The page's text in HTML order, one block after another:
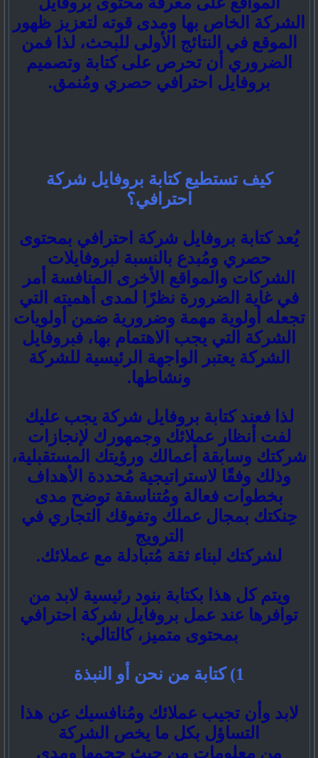
الشركة الخاص بها ومدى قوته لتعزيز ظهور
الموقع في النتائج الأولى للبحث، لذا فمن
الضروري أن تحرص على كتابة وتصميم
بروفايل احترافي حصري ومُنمق.
كيف تستطيع كتابة بروفايل شركة
احترافي؟
يُعد كتابة بروفايل شركة احترافي بمحتوى
حصري ومُبدع بالنسبة لبروفايلات
الشركات والمواقع الأخرى المنافسة أمر
في غاية الضرورة نظرًا لمدى أهميته التي
تجعله أولوية مهمة وضرورية ضمن أولويات
الشركة التي يجب الاهتمام بها، فبروفايل
الشركة يعتبر الواجهة الرئيسية للشركة
ونشاطها.
لذا فعند كتابة بروفايل شركة يجب عليك
لفت أنظار عملائك وجمهورك لإنجازات
شركتك وسابقة أعمالك ورؤيتك المستقبلية،
وذلك وفقًا لاستراتيجية مُحددة الأهداف
بخطوات فعالة ومُتناسقة توضح مدى
حِنكتك بمجال عملك وتفوقك التجاري في
الترويج
لشركتك لبناء ثقة مُتبادلة مع عملائك.
ويتم كل هذا بكتابة بنود رئيسية لابد من
توافرها عند عمل بروفايل شركة احترافي
بمحتوى متميز، كالتالي:
1) كتابة من نحن أو النبذة
لابد وأن تجيب عملائك ومُنافسيك عن هذا
التساؤل بكل ما يخص الشركة
من معلومات من حيث حجمها ومدى